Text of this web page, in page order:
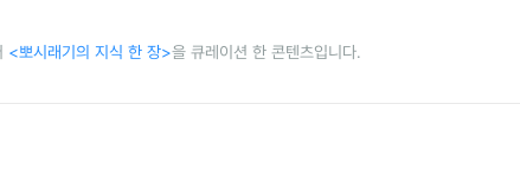
<뽀시래기의 지식 한 장>을 큐레이션 한 콘텐츠입니다.